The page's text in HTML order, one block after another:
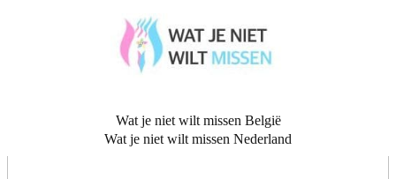
Wat je niet wilt missen België
Wat je niet wilt missen Nederland